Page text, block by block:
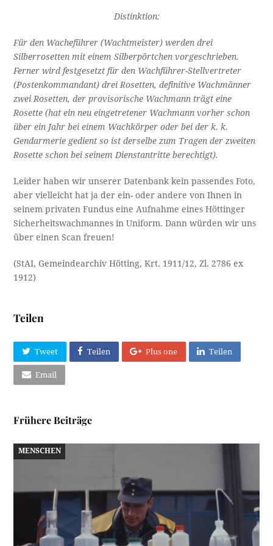
Distinktion:
Für den Wacheführer (Wachtmeister) werden drei
Silberrosetten mit einem Silberpörtchen vorgeschrieben.
Ferner wird festgesetzt für den Wachführer-Stellvertreter
(Postenkommandant) drei Rosetten, definitive Wachmänner
zwei Rosetten, der provisorische Wachmann trägt eine
Rosette (hat ein neu eingetretener Wachmann vorher schon
über ein Jahr bei einem Wachkörper oder bei der k. k.
Gendarmerie gedient so ist derselbe zum Tragen der zweiten
Rosette schon bei seinem Dienstantritte berechtigt).
Leider haben wir unserer Datenbank kein passendes Foto,
aber vielleicht hat ja der ein- oder andere von Ihnen in
seinem privaten Fundus eine Aufnahme eines Höttinger
Sicherheitswachmannes in Uniform. Dann würden wir uns
über einen Scan freuen!
(StAI, Gemeindearchiv Hötting, Krt. 1911/12, Zl. 2786 ex
1912)
Teilen
Tweet Teilen Plus one Teilen
Email
Frühere Beiträge
MENSCHEN